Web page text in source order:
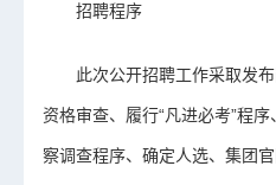
招聘程序
此次公开招聘工作采取发
资格审查、履行“凡进必考”程
察调查程序、确定人选、集团